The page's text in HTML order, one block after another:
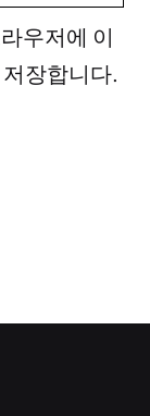
우저에 이
장합니다.